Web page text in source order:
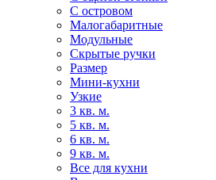
С островом
Малогабаритные
Модульные
Скрытые ручки
Размер
Мини-кухни
Узкие
3 кв. м.
5 кв. м.
6 кв. м.
9 кв. м.
Все для кухни